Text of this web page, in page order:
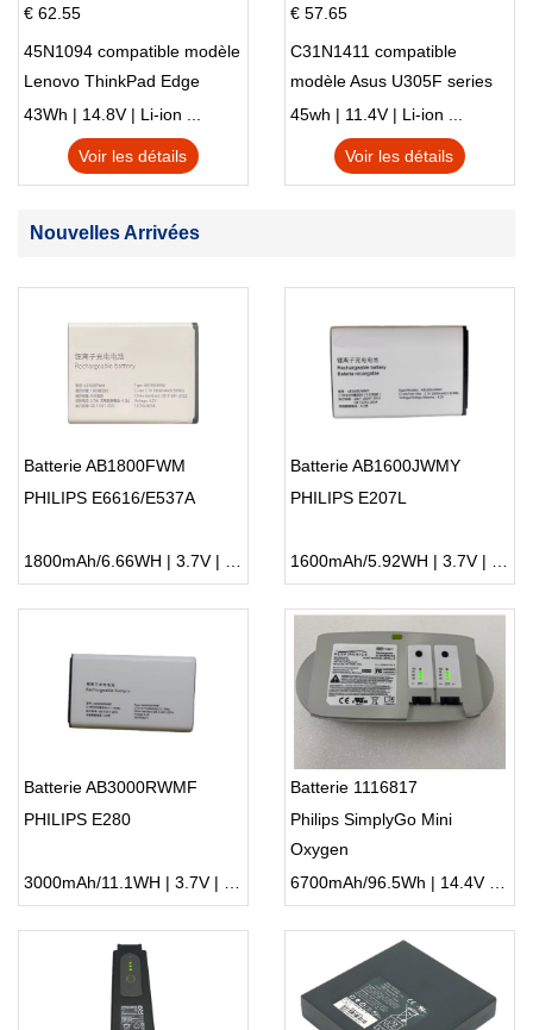
€ 62.55
45N1094 compatible modèle
Lenovo ThinkPad Edge
S230u Twist
43Wh | 14.8V | Li-ion ...
Voir les détails
€ 57.65
C31N1411 compatible
modèle Asus U305F series
45wh | 11.4V | Li-ion ...
Voir les détails
Nouvelles Arrivées
Batterie AB1800FWM
PHILIPS E6616/E537A
1800mAh/6.66WH | 3.7V | Li-ion ...
Batterie AB1600JWMY
PHILIPS E207L
1600mAh/5.92WH | 3.7V | Li-ion ...
Batterie AB3000RWMF
PHILIPS E280
3000mAh/11.1WH | 3.7V | Li-ion ...
Batterie 1116817
Philips SimplyGo Mini
Oxygen
6700mAh/96.5Wh | 14.4V | Li-ion ...